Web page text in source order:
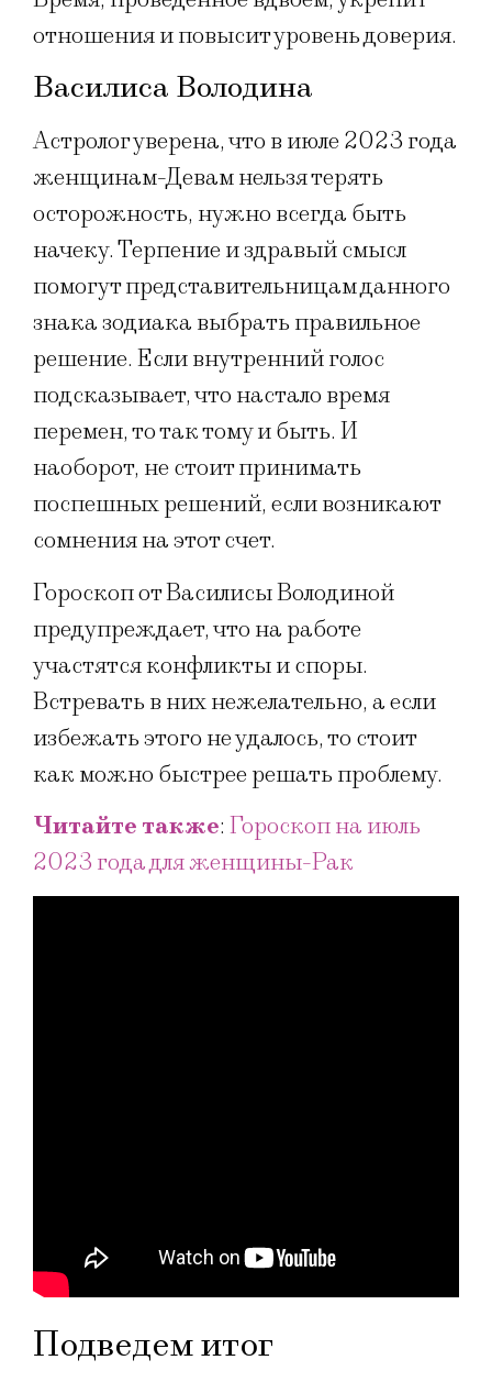
отношения и повысит уровень доверия.
Василиса Володина
Астролог уверена, что в июле 2023 года
женщинам-Девам нельзя терять
осторожность, нужно всегда быть
начеку. Терпение и здравый смысл
помогут представительницам данного
знака зодиака выбрать правильное
решение. Если внутренний голос
подсказывает, что настало время
перемен, то так тому и быть. И
наоборот, не стоит принимать
поспешных решений, если возникают
сомнения на этот счет.
Гороскоп от Василисы Володиной
предупреждает, что на работе
участятся конфликты и споры.
Встревать в них нежелательно, а если
избежать этого не удалось, то стоит
как можно быстрее решать проблему.
Читайте также: Гороскоп на июль
2023 года для женщины-Рак
Подведем итог